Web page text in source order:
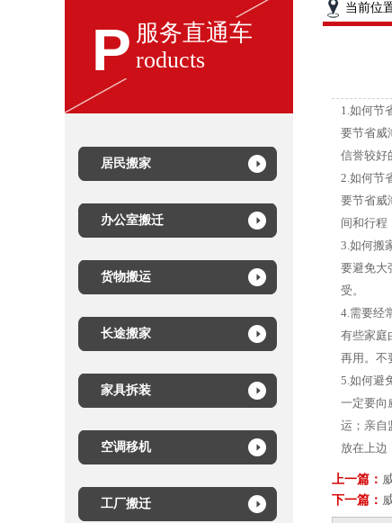
P 服务直通车
roducts
居民搬家
办公室搬迁
货物搬运
长途搬家
家具拆装
空调移机
工厂搬迁
当前位
1.如何节
要节省威
信誉较好
2.如何节
要节省威
间和行程
3.如何搬
要避免大
受。
4.需要经
有些家庭
再用。不
5.如何避
一定要向
运；亲自
放在上边
上一篇：
下一篇：